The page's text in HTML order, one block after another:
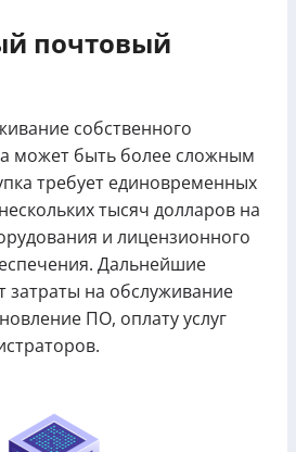
почтовый
собственного
может быть более сложным
требует единовременных
тысяч долларов на
и лицензионного
Дальнейшие
затраты на обслуживание
ПО, оплату услуг